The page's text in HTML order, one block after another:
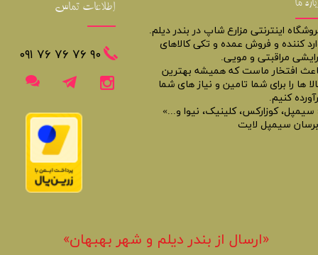
اینترنتی مزارع شاپ در بندر دیلم.
کننده و فروش عمده و تکی کالاهای
مراقبتی و مویی.
افتخار ماست که همیشه بهترین
ها را برای شما تامین و نیاز های شما
کنیم.
سیمپل، کوزارکس، کلینیک، نیوا و...»
سیمپل لایت
اطلاعات تماس
​​٩٠ ٧۶ ٧۶ ٧۶ ٠٩١
«​ارسال از بندر دیلم و شهر بهبهان»